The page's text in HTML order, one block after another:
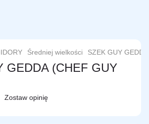
Średniej wielkości SZEK GUY
GEDDA (CHEF GUY
Zostaw opinię